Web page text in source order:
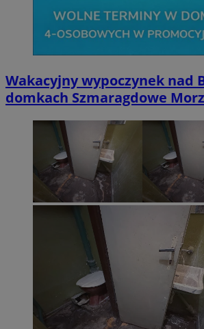
Wakacyjny wypoczynek nad
domkach Szmaragdowe